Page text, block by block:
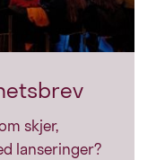
skjer,
lanseringer?